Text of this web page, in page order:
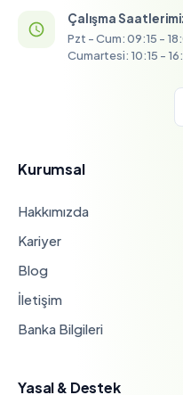
Çalışma
Pzt - Cum: 09:15 -
Cumartesi: 10:15 -
Kurumsal
Hakkımızda
Kariyer
Blog
İletişim
Banka Bilgileri
Yasal & Destek